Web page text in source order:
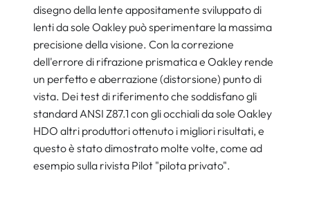
disegno della lente appositamente sviluppato di
lenti da sole Oakley può sperimentare la massima
precisione della visione. Con la correzione
dell'errore di rifrazione prismatica e Oakley rende
un perfetto e aberrazione (distorsione) punto di
vista. Dei test di riferimento che soddisfano gli
standard ANSI Z87.1 con gli occhiali da sole Oakley
HDO altri produttori ottenuto i migliori risultati, e
questo è stato dimostrato molte volte, come ad
esempio sulla rivista Pilot "pilota privato".